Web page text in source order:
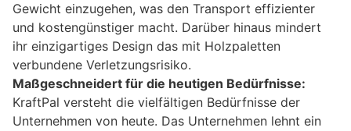
Gewicht einzugehen, was den Transport effizienter
und kostengünstiger macht. Darüber hinaus mindert
ihr einzigartiges Design das mit Holzpaletten
verbundene Verletzungsrisiko.
Maßgeschneidert für die heutigen Bedürfnisse:
KraftPal versteht die vielfältigen Bedürfnisse der
Unternehmen von heute. Das Unternehmen lehnt ein